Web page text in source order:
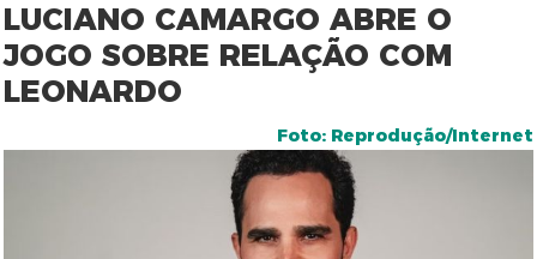
LUCIANO CAMARGO ABRE O
JOGO SOBRE RELAÇÃO COM
LEONARDO
Foto: Reprodução/Internet